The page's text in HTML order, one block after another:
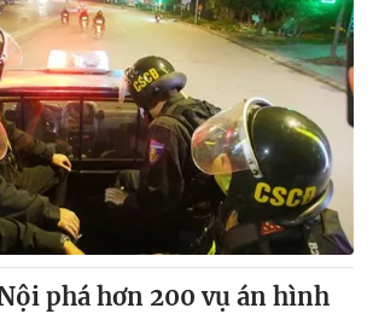
phá hơn 200 vụ án hình